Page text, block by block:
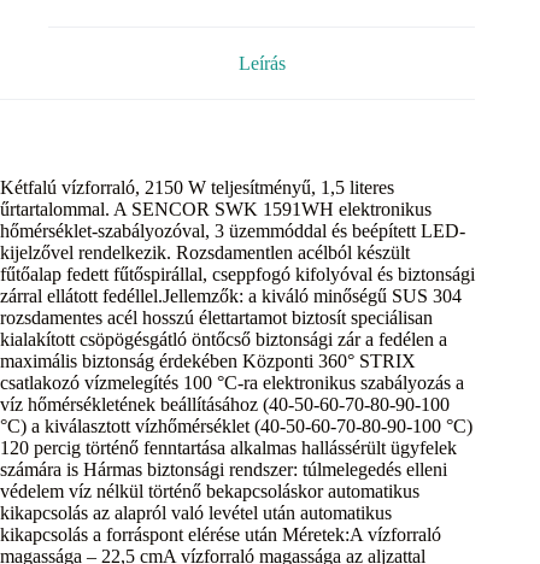
Leírás
Kétfalú vízforraló, 2150 W teljesítményű, 1,5 literes
űrtartalommal. A SENCOR SWK 1591WH elektronikus
hőmérséklet-szabályozóval, 3 üzemmóddal és beépített LED-
kijelzővel rendelkezik. Rozsdamentlen acélból készült
fűtőalap fedett fűtőspirállal, cseppfogó kifolyóval és biztonsági
zárral ellátott fedéllel.Jellemzők: a kiváló minőségű SUS 304
rozsdamentes acél hosszú élettartamot biztosít speciálisan
kialakított csöpögésgátló öntőcső biztonsági zár a fedélen a
maximális biztonság érdekében Központi 360° STRIX
csatlakozó vízmelegítés 100 °C-ra elektronikus szabályozás a
víz hőmérsékletének beállításához (40-50-60-70-80-90-100
°C) a kiválasztott vízhőmérséklet (40-50-60-70-80-90-100 °C)
120 percig történő fenntartása alkalmas hallássérült ügyfelek
számára is Hármas biztonsági rendszer: túlmelegedés elleni
védelem víz nélkül történő bekapcsoláskor automatikus
kikapcsolás az alapról való levétel után automatikus
kikapcsolás a forráspont elérése után Méretek:A vízforraló
magassága – 22,5 cmA vízforraló magassága az aljzattal